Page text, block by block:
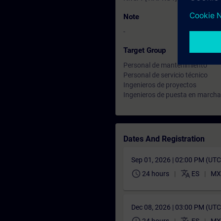
Note
-
Target Group
Personal de mantenimiento
Personal de servicio técnico
Ingenieros de proyectos
Ingenieros de puesta en marcha
Dates And Registration
Sep 01, 2026 | 02:00 PM
schedule 24 hours translate ES
Dec 08, 2026 | 03:00 PM